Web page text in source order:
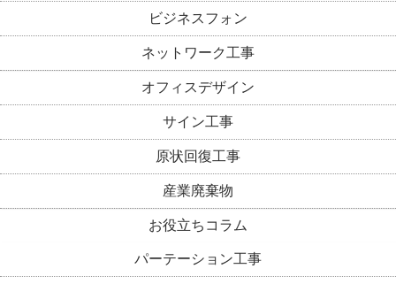
ビジネスフォン
ネットワーク工事
オフィスデザイン
サイン工事
原状回復工事
産業廃棄物
お役立ちコラム
パーテーション工事